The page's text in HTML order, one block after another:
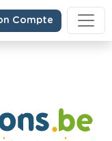
Compte